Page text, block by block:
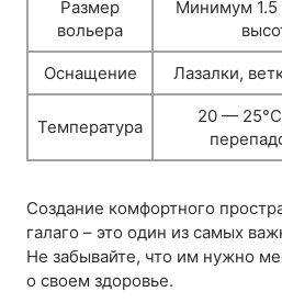
Размер
вольера
Минимум 1.5
Оснащение Лазалки,
Температура
20 —
Создание комфортного
галаго – это один из самых
Не забывайте, что им нужно
о своем здоровье.